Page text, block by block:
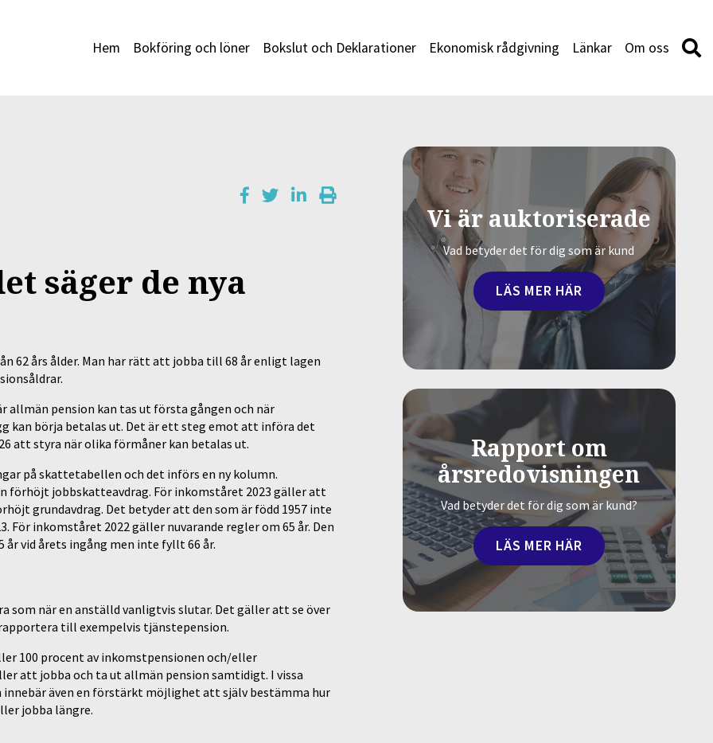
Hem Bokföring och löner Bokslut och Deklarationer Ekonomisk rådgivning Länkar Om oss
säger de nya
62 års ålder. Man har rätt att jobba till 68 år enligt lagen
allmän pension kan tas ut första gången och när
börja betalas ut. Det är ett steg emot att införa det
att styra när olika förmåner kan betalas ut.
på skattetabellen och det införs en ny kolumn.
förhöjt jobbskatteavdrag. För inkomståret 2023 gäller att
grundavdrag. Det betyder att den som är född 1957 inte
inkomståret 2022 gäller nuvarande regler om 65 år. Den
vid årets ingång men inte fyllt 66 år.
som när en anställd vanligtvis slutar. Det gäller att se över
till exempelvis tjänstepension.
100 procent av inkomstpensionen och/eller
att jobba och ta ut allmän pension samtidigt. I vissa
även en förstärkt möjlighet att själv bestämma hur
jobba längre.
Vi är auktoriserade
Vad betyder det för dig som är kund
LÄS MER HÄR
Rapport om
årsredovisningen
Vad betyder det för dig som är kund?
LÄS MER HÄR